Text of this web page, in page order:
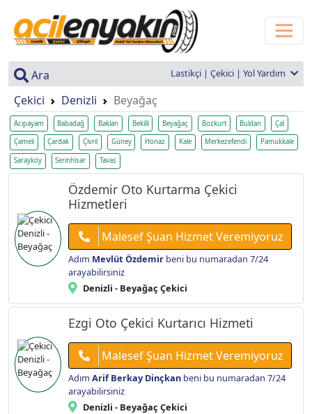
Ara Lastikçi | Çekici | Yol Yardım
Çekici Denizli Beyağaç
Acıpayam Babadağ Baklan Bekilli Beyağaç Bozkurt Buldan Çal
Çameli Çardak Çivril Güney Honaz Kale Merkezefendi Pamukkale
Sarayköy Serinhisar Tavas
Özdemir Oto Kurtarma Çekici
Hizmetleri
Malesef Şuan Hizmet Veremiyoruz
Adım Mevlüt Özdemirbeni bu numaradan 7/24
arayabilirsiniz
Denizli - Beyağaç Çekici
Ezgi Oto Çekici Kurtarıcı Hizmeti
Malesef Şuan Hizmet Veremiyoruz
Adım Arif Berkay Dinçkanbeni bu numaradan 7/24
arayabilirsiniz
Denizli - Beyağaç Çekici